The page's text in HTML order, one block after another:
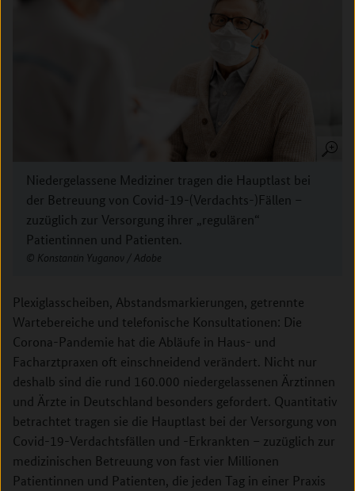
Niedergelassene Mediziner tragen die Hauptlast bei
der Betreuung von Covid-19-(Verdachts-)Fällen –
zuzüglich zur Versorgung ihrer „regulären“
Patientinnen und Patienten.
Konstantin Yuganov / Adobe
Plexiglasscheiben, Abstandsmarkierungen, getrennte
Wartebereiche und telefonische Konsultationen: Die
Corona-Pandemie hat die Abläufe in Haus- und
Facharztpraxen oft einschneidend verändert. Nicht nur
deshalb sind die rund 160.000 niedergelassenen Ärztinnen
und Ärzte in Deutschland besonders gefordert. Quantitativ
betrachtet tragen sie die Hauptlast bei der Versorgung von
Covid-19-Verdachtsfällen und -Erkrankten – zuzüglich zur
medizinischen Betreuung von fast vier Millionen
Patientinnen und Patienten, die jeden Tag in einer Praxis